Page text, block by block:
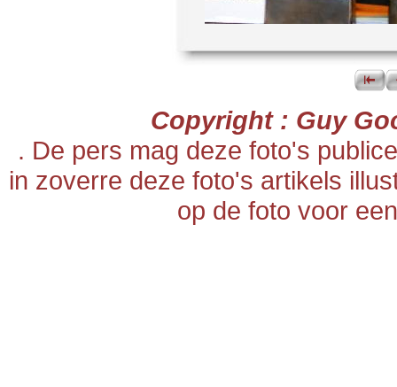
Copyright : Guy
. De pers mag deze foto's
in zoverre deze foto's artikels
op de foto voor